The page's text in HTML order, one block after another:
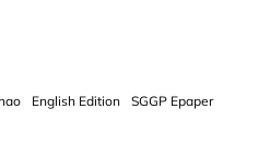
English Edition SGGP Epaper